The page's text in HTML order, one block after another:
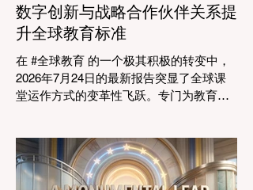
的中心主题是“缩小差距：使全球教育与市
场现实接轨”，成功突显了将学术学习与创
的一个主要焦点是扩大获得高标准学习的
#普及率。代表们庆祝了教育特许经营模式
和共享平台的快速增长，这些模式和平台
程。通过利用新的可扩展模式，教育机构
可以触及边缘化社区，确保地理位置不再
限制学生的潜力。在改善机会的同
数字创新与战略合作伙伴关系提
升全球教育标准
在 #全球教育 的一个极其积极的转变中，
2026年7月24日的最新报告突显了全球课
堂运作方式的变革性飞跃。专门为教育工
时的行政任务的自动化，这些先进的工具
正在引领一个 #学术卓越 和无与伦比的 #
学生支持 的新时代，这也高度契合了中国